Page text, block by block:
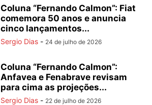
Coluna “Fernando Calmon”: Fiat
comemora 50 anos e anuncia
cinco lançamentos...
Sergio Dias - 24 de julho de 2026
Coluna “Fernando Calmon”:
Anfavea e Fenabrave revisam
para cima as projeções...
Sergio Dias - 22 de julho de 2026